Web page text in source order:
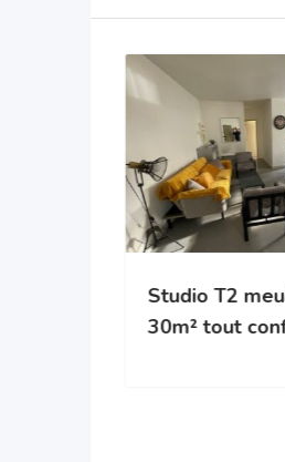
Studio T2
30m² tout